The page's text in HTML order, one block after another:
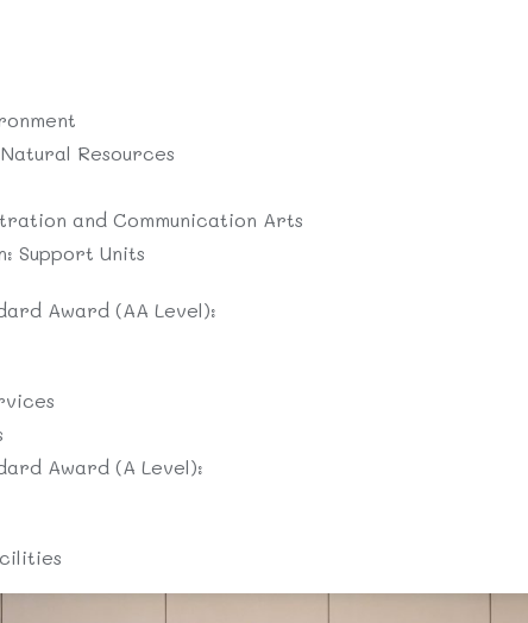
Resources
and Communication Arts
Support Units
Award (AA Level):
Award (A Level):